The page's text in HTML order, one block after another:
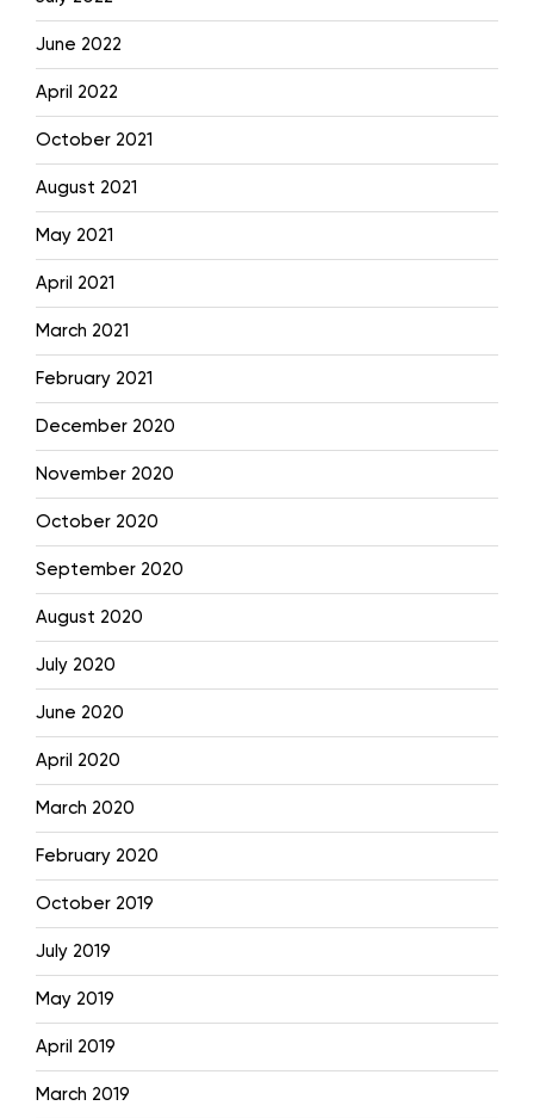
June 2022
April 2022
October 2021
August 2021
May 2021
April 2021
March 2021
February 2021
December 2020
November 2020
October 2020
September 2020
August 2020
July 2020
June 2020
April 2020
March 2020
February 2020
October 2019
July 2019
May 2019
April 2019
March 2019